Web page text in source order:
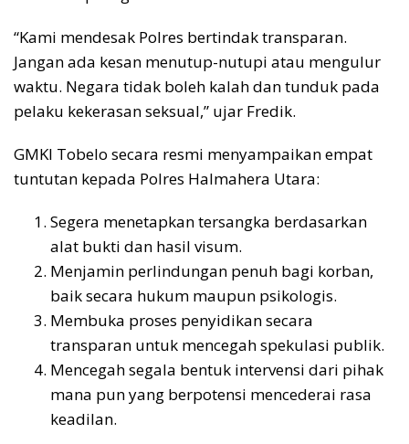
“Kami mendesak Polres bertindak transparan.
Jangan ada kesan menutup-nutupi atau mengulur
waktu. Negara tidak boleh kalah dan tunduk pada
pelaku kekerasan seksual,” ujar Fredik.
GMKI Tobelo secara resmi menyampaikan empat
tuntutan kepada Polres Halmahera Utara:
Segera menetapkan tersangka berdasarkan
alat bukti dan hasil visum.
Menjamin perlindungan penuh bagi korban,
baik secara hukum maupun psikologis.
Membuka proses penyidikan secara
transparan untuk mencegah spekulasi publik.
Mencegah segala bentuk intervensi dari pihak
mana pun yang berpotensi mencederai rasa
keadilan.